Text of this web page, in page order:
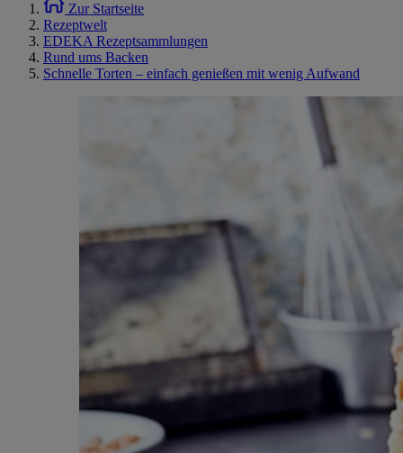
Zur Startseite
Rezeptwelt
EDEKA Rezeptsammlungen
Rund ums Backen
Schnelle Torten – einfach genießen mit wenig Aufwand